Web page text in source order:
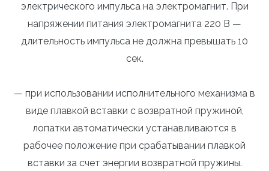
электрического импульса на электромагнит. При
напряжении питания электромагнита 220 В —
длительность импульса не должна превышать 10
сек.
— при использовании исполнительного механизма в
виде плавкой вставки с возвратной пружиной,
лопатки автоматически устанавливаются в
рабочее положение при срабатывании плавкой
вставки за счет энергии возвратной пружины.